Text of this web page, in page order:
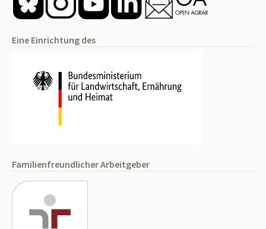
Eine Einrichtung des
Familienfreundlicher Arbeitgeber